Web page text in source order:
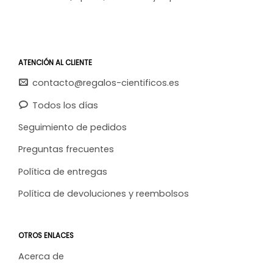
ATENCIÓN AL CLIENTE
contacto@regalos-cientificos.es
Todos los días
Seguimiento de pedidos
Preguntas frecuentes
Política de entregas
Política de devoluciones y reembolsos
OTROS ENLACES
Acerca de